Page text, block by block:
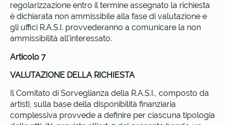
regolarizzazione entro il termine assegnato la richiesta
è dichiarata non ammissibile alla fase di valutazione e
gli uffici R.A.S.I. provvederanno a comunicare la non
ammissibilità all’interessato.
Articolo 7
VALUTAZIONE DELLA RICHIESTA
Il Comitato di Sorveglianza della R.A.S.I., composto da
artisti, sulla base della disponibilità finanziaria
complessiva provvede a definire per ciascuna tipologia